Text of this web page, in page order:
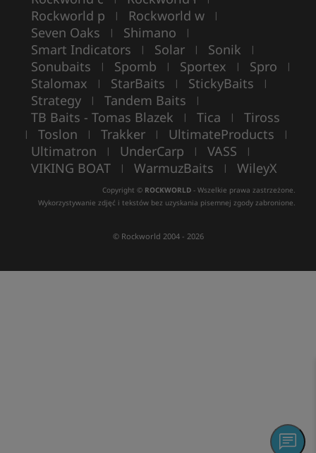
Rockworld p | Rockworld w |
Seven Oaks | Shimano |
Smart Indicators | Solar | Sonik |
Sonubaits | Spomb | Sportex | Spro |
Stalomax | StarBaits | StickyBaits |
Strategy | Tandem Baits |
TB Baits - Tomas Blazek | Tica | Tiross
| Toslon | Trakker | UltimateProducts |
Ultimatron | UnderCarp | VASS |
VIKING BOAT | WarmuzBaits | WileyX
Copyright © ROCKWORLD - Wszelkie prawa zastrzeżone.
Wykorzystywanie zdjęć i tekstów bez uzyskania pisemnej zgody zabronione.
© Rockworld 2004 - 2026